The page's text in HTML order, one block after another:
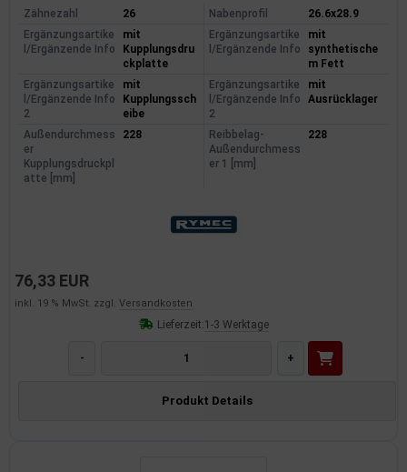
Zähnezahl 26 Nabenprofil
26.6x28.9
Ergänzungsartike
l/Ergänzende Info
mit
Kupplungsdru
ckplatte
Ergänzungsartike
l/Ergänzende Info
mit
synthetische
m Fett
Ergänzungsartike
l/Ergänzende Info
2
mit
Kupplungssch
eibe
Ergänzungsartike
l/Ergänzende Info
2
mit
Ausrücklager
Außendurchmess
er
Kupplungsdruckpl
atte [mm]
228
Reibbelag-
Außendurchmess
er 1 [mm]
228
76,33 EUR
inkl. 19 % MwSt. zzgl. Versandkosten
Lieferzeit:1-3 Werktage
- +
Produkt Details